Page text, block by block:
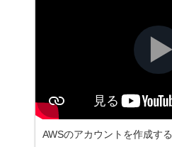
AWSのアカウントを作成する